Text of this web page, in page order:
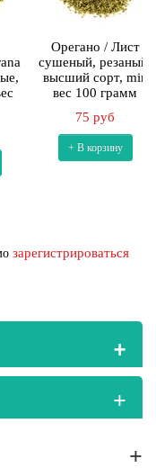
Орегано / Лист
сушеный, резаный,
высший сорт, min
вес 100 грамм
75 руб
+ В корзину
зарегистрироваться
+
+
+